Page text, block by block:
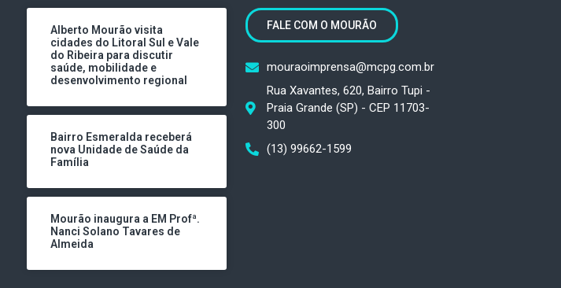
Alberto Mourão visita
cidades do Litoral Sul e Vale
do Ribeira para discutir
saúde, mobilidade e
desenvolvimento regional
Bairro Esmeralda receberá
nova Unidade de Saúde da
Família
Mourão inaugura a EM Profª.
Nanci Solano Tavares de
Almeida
FALE COM O MOURÃO
mouraoimprensa@mcpg.com.br
Rua Xavantes, 620, Bairro Tupi -
Praia Grande (SP) - CEP 11703-
300
(13) 99662-1599